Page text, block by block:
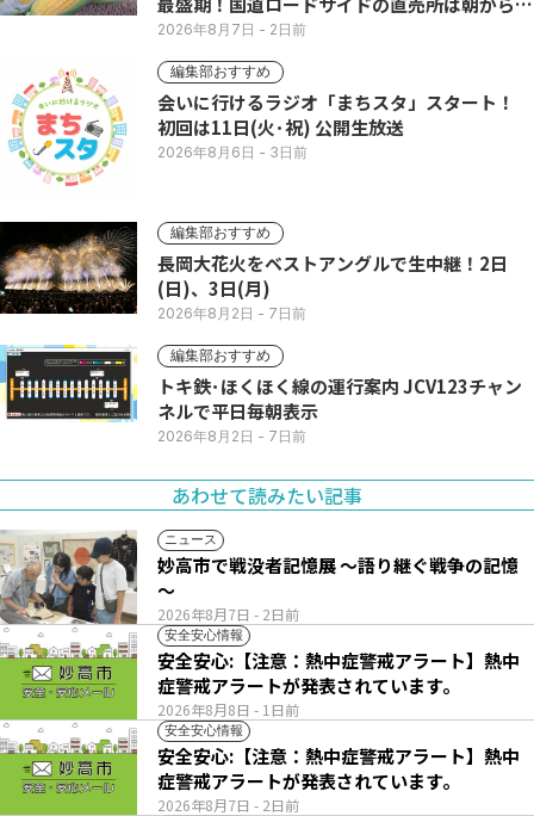
い列
2026年8月7日 - 2日前
編集部おすすめ
会いに行けるラジオ「まちスタ」スタート！
初回は11日(火･祝) 公開生放送
2026年8月6日 - 3日前
編集部おすすめ
長岡大花火をベストアングルで生中継！2日
(日)、3日(月)
2026年8月2日 - 7日前
編集部おすすめ
トキ鉄･ほくほく線の運行案内 JCV123チャン
ネルで平日毎朝表示
2026年8月2日 - 7日前
あわせて読みたい記事
ニュース
2026年8月7日 - 2日前
妙高市で戦没者記憶展 ～語り継ぐ戦争の記憶
～
安全安心情報
2026年8月8日 - 1日前
安全安心:【注意：熱中症警戒アラート】熱中
症警戒アラートが発表されています。
安全安心情報
2026年8月7日 - 2日前
安全安心:【注意：熱中症警戒アラート】熱中
症警戒アラートが発表されています。